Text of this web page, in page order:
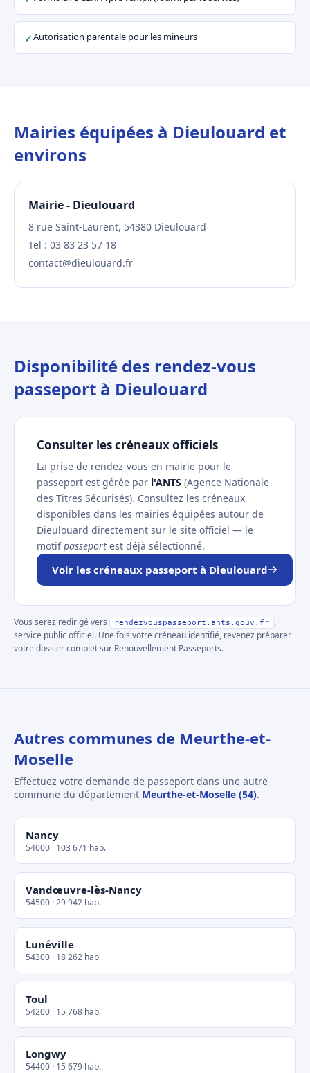
✓Autorisation parentale pour les mineurs
Mairies équipées à Dieulouard et
environs
Mairie - Dieulouard
8 rue Saint-Laurent, 54380 Dieulouard
Tel : 03 83 23 57 18
contact@dieulouard.fr
Disponibilité des rendez-vous
passeport à Dieulouard
Consulter les créneaux officiels
La prise de rendez-vous en mairie pour le
passeport est gérée par l'ANTS (Agence Nationale
des Titres Sécurisés). Consultez les créneaux
disponibles dans les mairies équipées autour de
Dieulouard directement sur le site officiel — le
motifpasseport est déjà sélectionné.
Voir les créneaux passeport à Dieulouard
Vous serez redirigé vers rendezvouspasseport.ants.gouv.fr
,
service public officiel. Une fois votre créneau identifié, revenez préparer
votre dossier complet sur Renouvellement Passeports.
Autres communes de Meurthe-et-
Moselle
Effectuez votre demande de passeport dans une autre
commune du département Meurthe-et-Moselle (54).
Nancy
54000 · 103 671 hab.
Vandœuvre-lès-Nancy
54500 · 29 942 hab.
Lunéville
54300 · 18 262 hab.
Toul
54200 · 15 768 hab.
Longwy
54400 · 15 679 hab.